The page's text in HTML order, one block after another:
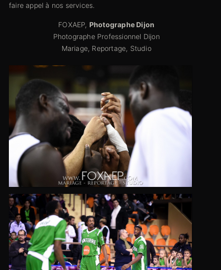
faire appel à nos services.
FOXAEP, Photographe Dijon
Photographe Professionnel Dijon
Mariage, Reportage, Studio